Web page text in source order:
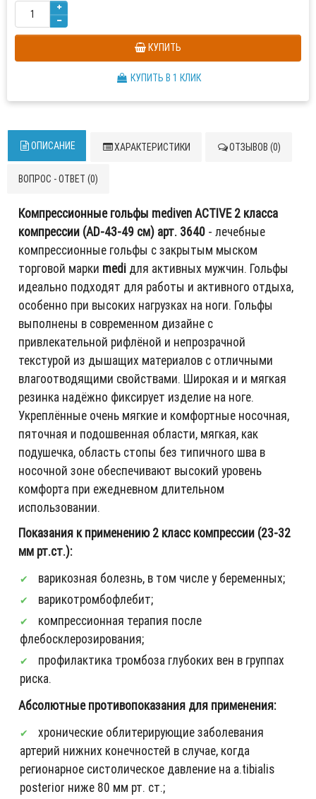
КУПИТЬ
КУПИТЬ В 1 КЛИК
ОПИСАНИЕ ХАРАКТЕРИСТИКИ ОТЗЫВОВ (0)
ВОПРОС - ОТВЕТ (0)
Компрессионные гольфы mediven ACTIVE 2 класса
компрессии (AD-43-49 см) арт. 3640 - лечебные
компрессионные гольфы с закрытым мыском
торговой марки medi для активных мужчин. Гольфы
идеально подходят для работы и активного отдыха,
особенно при высоких нагрузках на ноги. Гольфы
выполнены в современном дизайне с
привлекательной рифлёной и непрозрачной
текстурой из дышащих материалов с отличными
влагоотводящими свойствами. Широкая и и мягкая
резинка надёжно фиксирует изделие на ноге.
Укреплённые очень мягкие и комфортные носочная,
пяточная и подошвенная области, мягкая, как
подушечка, область стопы без типичного шва в
носочной зоне обеспечивают высокий уровень
комфорта при ежедневном длительном
использовании.
Показания к применению 2 класс компрессии (23-32
мм рт.ст.):
варикозная болезнь, в том числе у беременных;
варикотромбофлебит;
компрессионная терапия после
флебосклерозирования;
профилактика тромбоза глубоких вен в группах
риска.
Абсолютные противопоказания для применения:
хронические облитерирующие заболевания
артерий нижних конечностей в случае, когда
регионарное систолическое давление на a.tibialis
posterior ниже 80 мм рт. ст.;